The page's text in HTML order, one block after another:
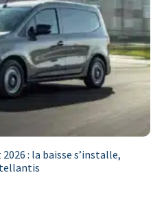
: la baisse s’installe,